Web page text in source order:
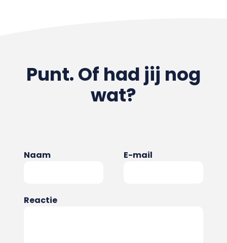
Punt. Of had jij nog
wat?
Naam E-mail
Reactie